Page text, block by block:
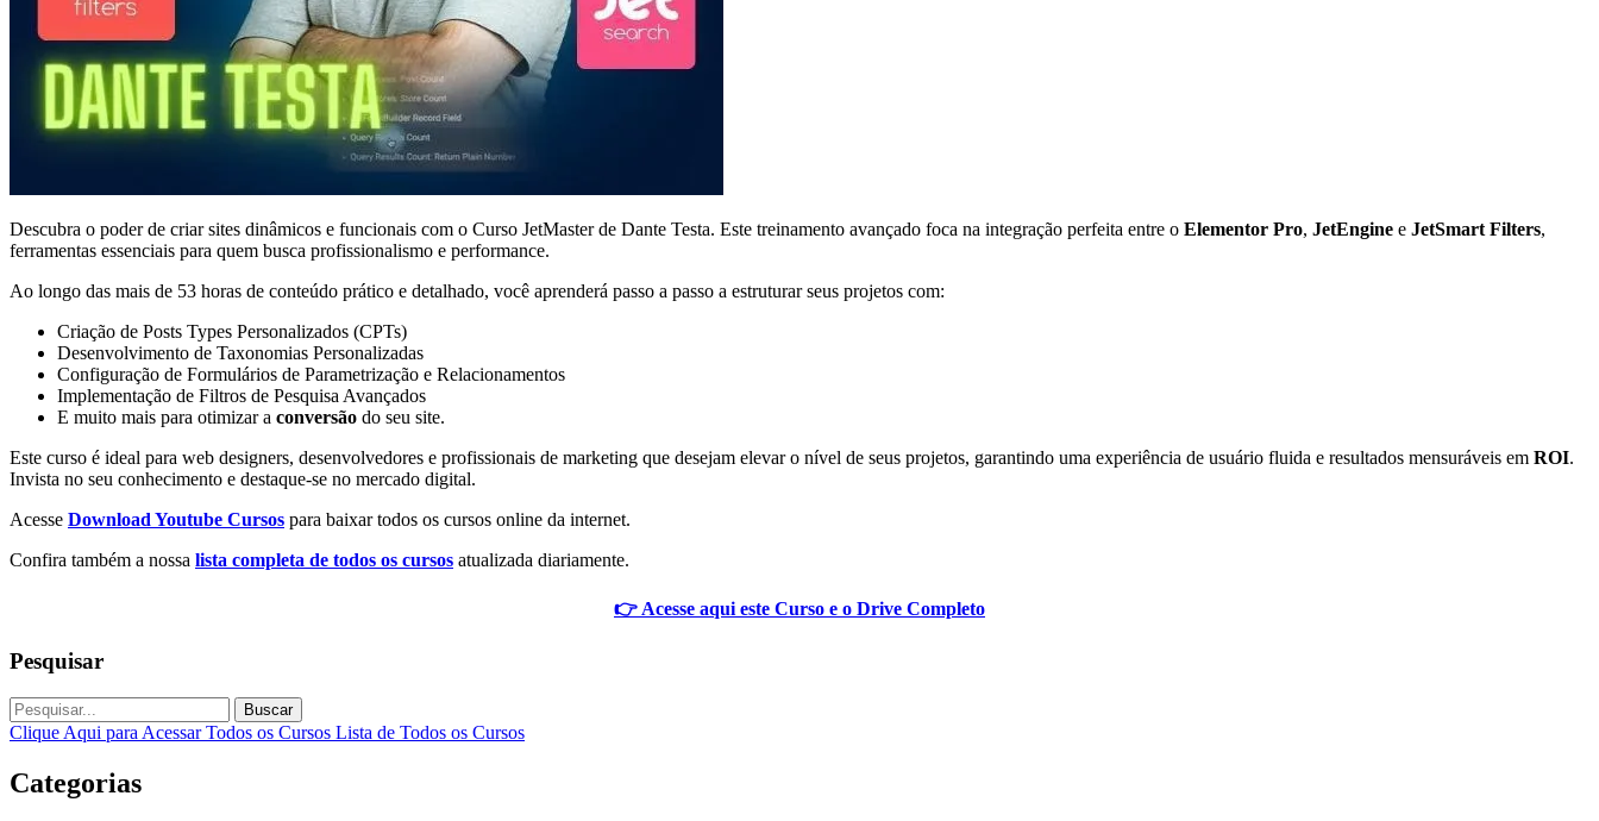
Descubra o poder de criar sites dinâmicos e funcionais com o Curso JetMaster de Dante Testa. Este treinamento avançado foca na integração perfeita entre o Elementor Pro, JetEngine e JetSmart Filters,
ferramentas essenciais para quem busca profissionalismo e performance.
Ao longo das mais de 53 horas de conteúdo prático e detalhado, você aprenderá passo a passo a estruturar seus projetos com:
Criação de Posts Types Personalizados (CPTs)
Desenvolvimento de Taxonomias Personalizadas
Configuração de Formulários de Parametrização e Relacionamentos
Implementação de Filtros de Pesquisa Avançados
E muito mais para otimizar a conversão do seu site.
Este curso é ideal para web designers, desenvolvedores e profissionais de marketing que desejam elevar o nível de seus projetos, garantindo uma experiência de usuário fluida e resultados mensuráveis em ROI.
Invista no seu conhecimento e destaque-se no mercado digital.
Acesse Download Youtube Cursos para baixar todos os cursos online da internet.
Confira também a nossa lista completa de todos os cursos atualizada diariamente.
👉 Acesse aqui este Curso e o Drive Completo
Pesquisar
Buscar
Clique Aqui para Acessar Todos os Cursos Lista de Todos os Cursos
Categorias